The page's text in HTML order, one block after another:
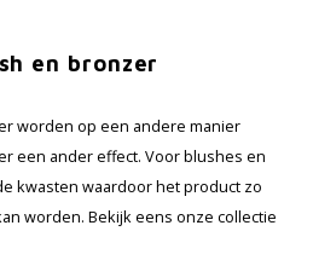
en bronzer
worden op een andere manier
een ander effect. Voor blushes en
kwasten waardoor het product zo
worden. Bekijk eens onze collectie